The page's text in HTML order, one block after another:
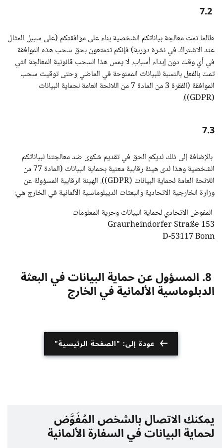
طالما تمت معالجة بياناتكم الشخصية بناء على موافقتكم (على سبيل المثال
عند الاشتراك في نشرة دورية) فإنكم تتمتعون بحق سحب هذه الموافقة
في أي وقت دون إبداء أسباب. لا يمس هذا السحب قانونية المعالجة التي
تمت بالفعل بالنسبة للبيانات الممنوحة في الماضي وحتى توقيت سحب
الموافقة (الفقرة 3 من المادة 7 من اللائحة العامة لحماية البيانات
(GDPR)).
7.3
بالإضافة إلى ذلك لديكم الحق في تقديم شكوى ضد معالجتنا لبياناتكم
الشخصية وهذا لدى هيئة رقابية معنية بحماية البيانات (المادة 77 من
اللائحة العامة لحماية البيانات (GDPR)). الهيئة الرقابية المسؤولة عن
وزارة الخارجية الاتحادية والبعثات الديبلوماسية الألمانية في الخارج هي:
المفوض الاتحادي لحماية البيانات وحرية المعلومات
Graurheindorfer Straße 153
D-53117 Bonn
8. المسؤول عن حماية البيانات في البعثة
الدبلوماسية الألمانية في الخارج
عودة إلى: "الصفحة الرئيسية"
يمكنك الاتصال بالشخص المُفَوَّض
لحماية البيانات في السفارة الألمانية